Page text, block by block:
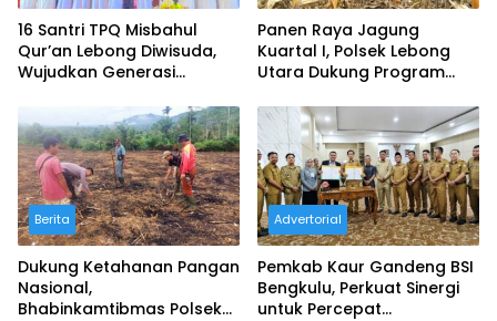
16 Santri TPQ Misbahul
Qur’an Lebong Diwisuda,
Wujudkan Generasi
Panen Raya Jagung
Kuartal I, Polsek Lebong
Utara Dukung Program
Nasional
Berita
Dukung Ketahanan Pangan
Nasional,
Bhabinkamtibmas Polsek
Advertorial
Pemkab Kaur Gandeng BSI
Bengkulu, Perkuat Sinergi
untuk Percepat